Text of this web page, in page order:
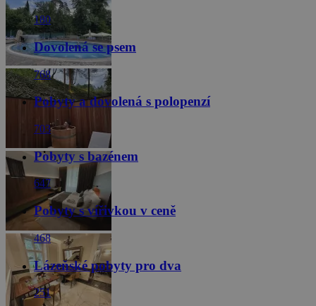
180
Dovolená se psem
768
Pobyty a dovolená s polopenzí
703
Pobyty s bazénem
647
Pobyty s vířivkou v ceně
468
Lázeňské pobyty pro dva
251